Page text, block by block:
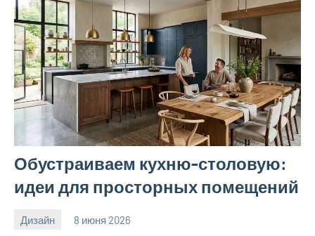
Обустраиваем кухню-столовую:
идеи для просторных помещений
Дизайн 8 июня 2026
calvinken_co